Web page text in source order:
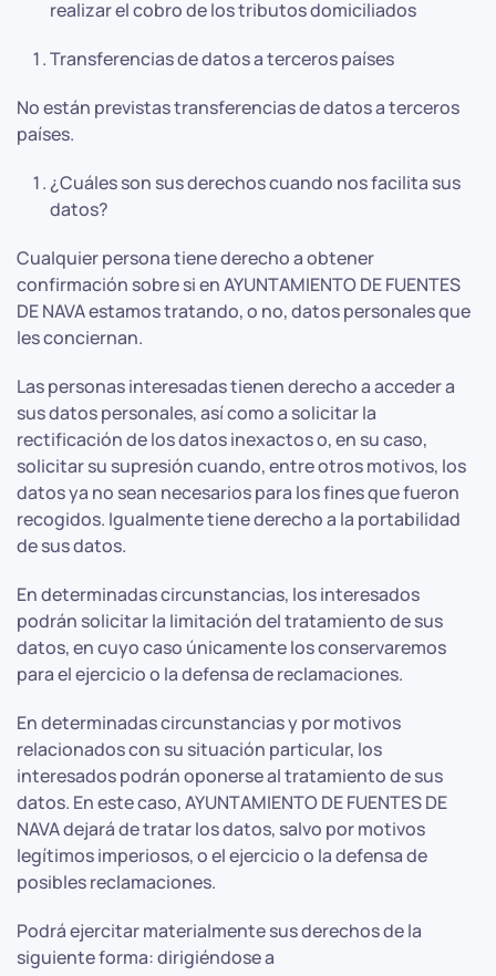
realizar el cobro de los tributos domiciliados
Transferencias de datos a terceros países
No están previstas transferencias de datos a terceros
países.
¿Cuáles son sus derechos cuando nos facilita sus
datos?
Cualquier persona tiene derecho a obtener
confirmación sobre si en AYUNTAMIENTO DE FUENTES
DE NAVA estamos tratando, o no, datos personales que
les conciernan.
Las personas interesadas tienen derecho a acceder a
sus datos personales, así como a solicitar la
rectificación de los datos inexactos o, en su caso,
solicitar su supresión cuando, entre otros motivos, los
datos ya no sean necesarios para los fines que fueron
recogidos. Igualmente tiene derecho a la portabilidad
de sus datos.
En determinadas circunstancias, los interesados
podrán solicitar la limitación del tratamiento de sus
datos, en cuyo caso únicamente los conservaremos
para el ejercicio o la defensa de reclamaciones.
En determinadas circunstancias y por motivos
relacionados con su situación particular, los
interesados podrán oponerse al tratamiento de sus
datos. En este caso, AYUNTAMIENTO DE FUENTES DE
NAVA dejará de tratar los datos, salvo por motivos
legítimos imperiosos, o el ejercicio o la defensa de
posibles reclamaciones.
Podrá ejercitar materialmente sus derechos de la
siguiente forma: dirigiéndose a